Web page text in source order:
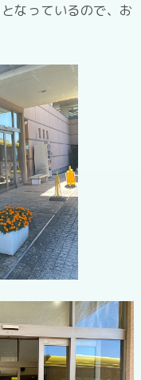
となっているので、お